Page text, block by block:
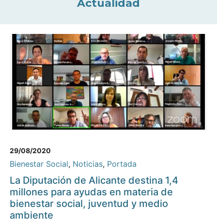
Actualidad
29/08/2020
Bienestar Social, Noticias, Portada
La Diputación de Alicante destina 1,4
millones para ayudas en materia de
bienestar social, juventud y medio
ambiente